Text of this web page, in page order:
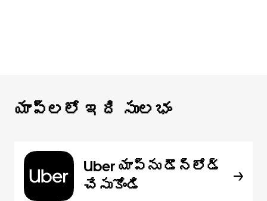
యాప్‌లలో ఇది సులభం
Uber యాప్‌ను డౌన్‌లోడ్
చేసుకోండి